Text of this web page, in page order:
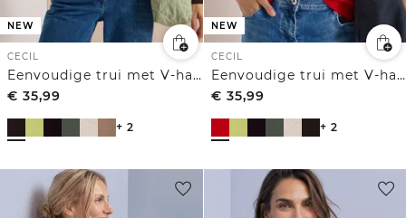
NEW
CECIL
Eenvoudige trui met V-hals in effen kleur
€ 35,99
+ 2
NEW
CECIL
Eenvoudige trui met V-hals in effen kleur
€ 35,99
+ 2